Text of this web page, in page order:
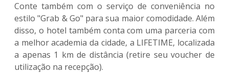
Conte também com o serviço de conveniência no
estilo "Grab & Go" para sua maior comodidade. Além
disso, o hotel também conta com uma parceria com
a melhor academia da cidade, a LIFETIME, localizada
a apenas 1 km de distância (retire seu voucher de
utilização na recepção).